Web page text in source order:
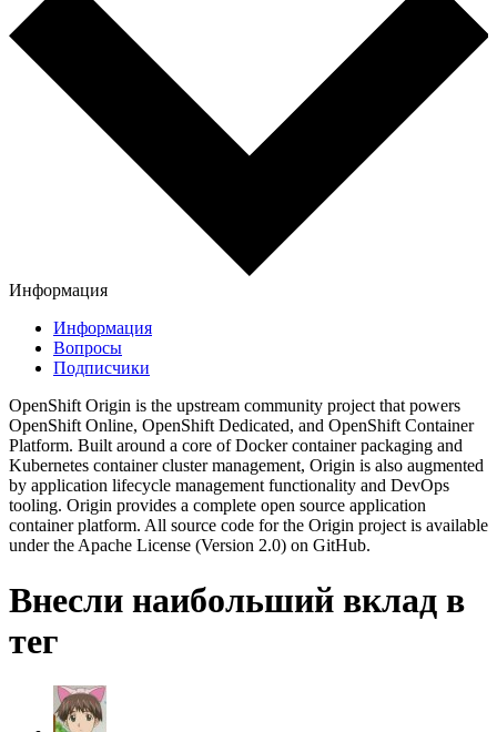
Информация
Информация
Вопросы
Подписчики
OpenShift Origin is the upstream community project that powers
OpenShift Online, OpenShift Dedicated, and OpenShift Container
Platform. Built around a core of Docker container packaging and
Kubernetes container cluster management, Origin is also augmented
by application lifecycle management functionality and DevOps
tooling. Origin provides a complete open source application
container platform. All source code for the Origin project is available
under the Apache License (Version 2.0) on GitHub.
Внесли наибольший вклад в
тег